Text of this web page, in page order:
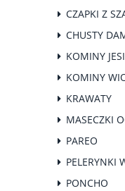
CZAPKI Z
CHUSTY
KOMINY
KOMINY
KRAWATY
MASECZKI
PAREO
PELERYNKI
PONCHO